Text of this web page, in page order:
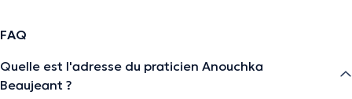
FAQ
Quelle est l'adresse du praticien Anouchka
Beaujeant ?